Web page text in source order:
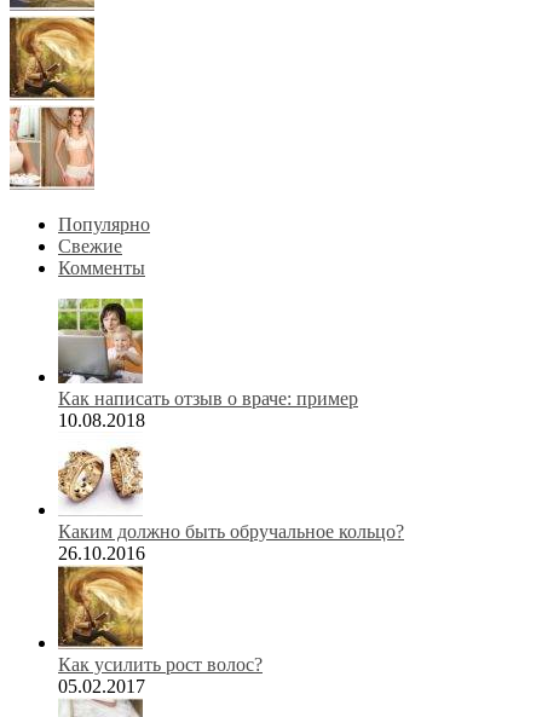
Популярно
Свежие
Комменты
Как написать отзыв о враче: пример
10.08.2018
Каким должно быть обручальное кольцо?
26.10.2016
Как усилить рост волос?
05.02.2017